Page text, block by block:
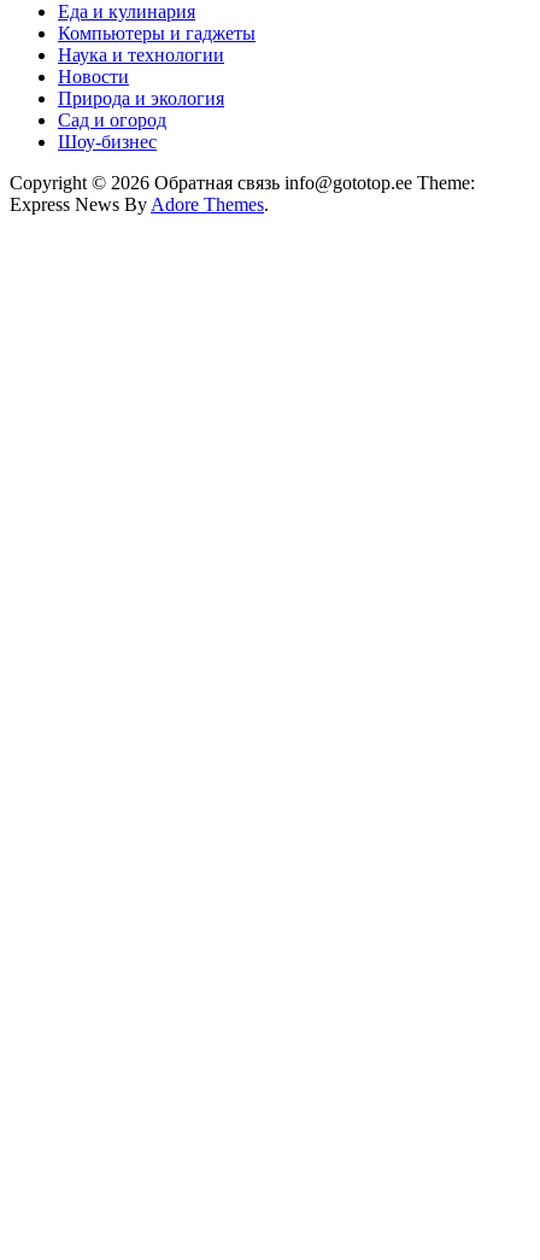
Еда и кулинария
Компьютеры и гаджеты
Наука и технологии
Новости
Природа и экология
Сад и огород
Шоу-бизнес
Copyright © 2026 Обратная связь info@gototop.ee Theme:
Express News By Adore Themes.